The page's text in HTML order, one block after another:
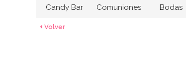
Candy Bar Comuniones Bodas
Volver